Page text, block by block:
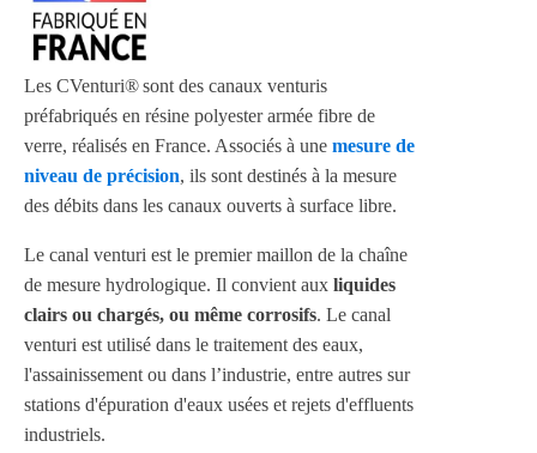
Les CVenturi®sont des canaux venturis
préfabriqués en résine polyester armée fibre de
verre, réalisés en France. Associés à une mesure de
niveau de précision, ils sont destinés à la mesure
des débits dans les canaux ouverts à surface libre.
Le canal venturi est le premier maillon de la chaîne
de mesure hydrologique. Il convient aux liquides
clairs ou chargés, ou même corrosifs. Le canal
venturi est utilisé dans le traitement des eaux,
l'assainissement ou dans l’industrie, entre autres sur
stations d'épuration d'eaux usées et rejets d'effluents
industriels.